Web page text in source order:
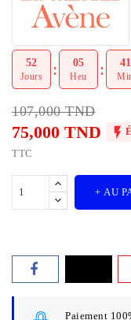
52
Jours
05
Heu
41
107,000 TND
75,000 TND 
TTC
+ AU
Paiement